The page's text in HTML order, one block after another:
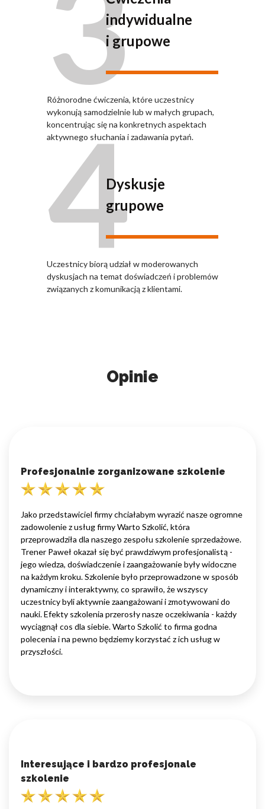
indywidualne
i grupowe
Różnorodne ćwiczenia, które uczestnicy
wykonują samodzielnie lub w małych grupach,
koncentrując się na konkretnych aspektach
aktywnego słuchania i zadawania pytań.
4Dyskusje
grupowe
Uczestnicy biorą udział w moderowanych
dyskusjach na temat doświadczeń i problemów
związanych z komunikacją z klientami.
Opinie
Profesjonalnie zorganizowane szkolenie
Jako przedstawiciel firmy chciałabym wyrazić nasze ogromne
zadowolenie z usług firmy Warto Szkolić, która
przeprowadziła dla naszego zespołu szkolenie sprzedażowe.
Trener Paweł okazał się być prawdziwym profesjonalistą -
jego wiedza, doświadczenie i zaangażowanie były widoczne
na każdym kroku. Szkolenie było przeprowadzone w sposób
dynamiczny i interaktywny, co sprawiło, że wszyscy
uczestnicy byli aktywnie zaangażowani i zmotywowani do
nauki. Efekty szkolenia przerosły nasze oczekiwania - każdy
wyciągnął cos dla siebie. Warto Szkolić to firma godna
polecenia i na pewno będziemy korzystać z ich usług w
przyszłości.
Interesujące i bardzo profesjonale
szkolenie